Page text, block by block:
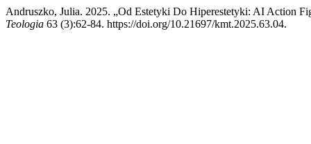
Andruszko, Julia. 2025. „Od Estetyki Do Hiperestetyki: AI Action
Teologia 63 (3):62-84. https://doi.org/10.21697/kmt.2025.63.04.